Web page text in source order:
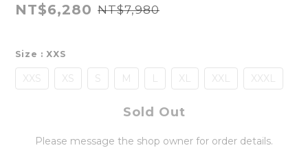
NT$6,280 NT$7,980
Size : XXS
XXS XS S M L XL XXL XXXL
Sold Out
Please message the shop owner for order details.